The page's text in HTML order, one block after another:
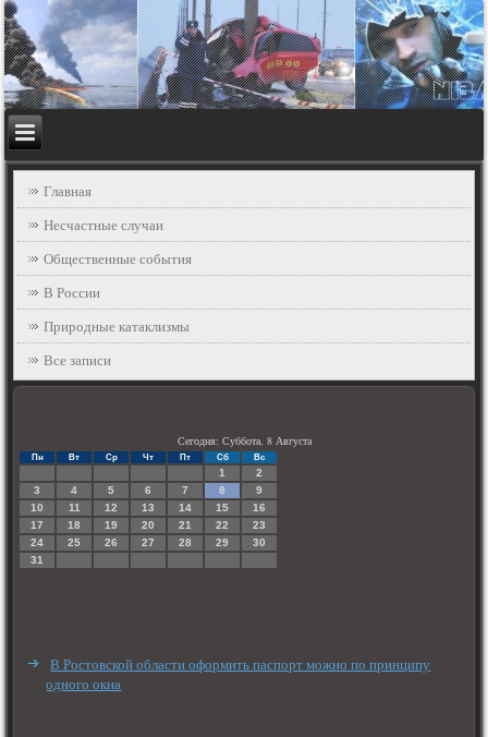
Главная
Несчастные случаи
Общественные события
В России
Природные катаклизмы
Все записи
Сегодня: Суббота, 8 Августа
Пн Вт Ср Чт Пт Сб Вс
1
2
3
4 5 6 7 8
9
10
11 12 13 14 15
16
17
18 19 20 21 22
23
24
25 26 27 28 29
30
31
В Ростовской области оформить паспорт можно по принципу
одного окна